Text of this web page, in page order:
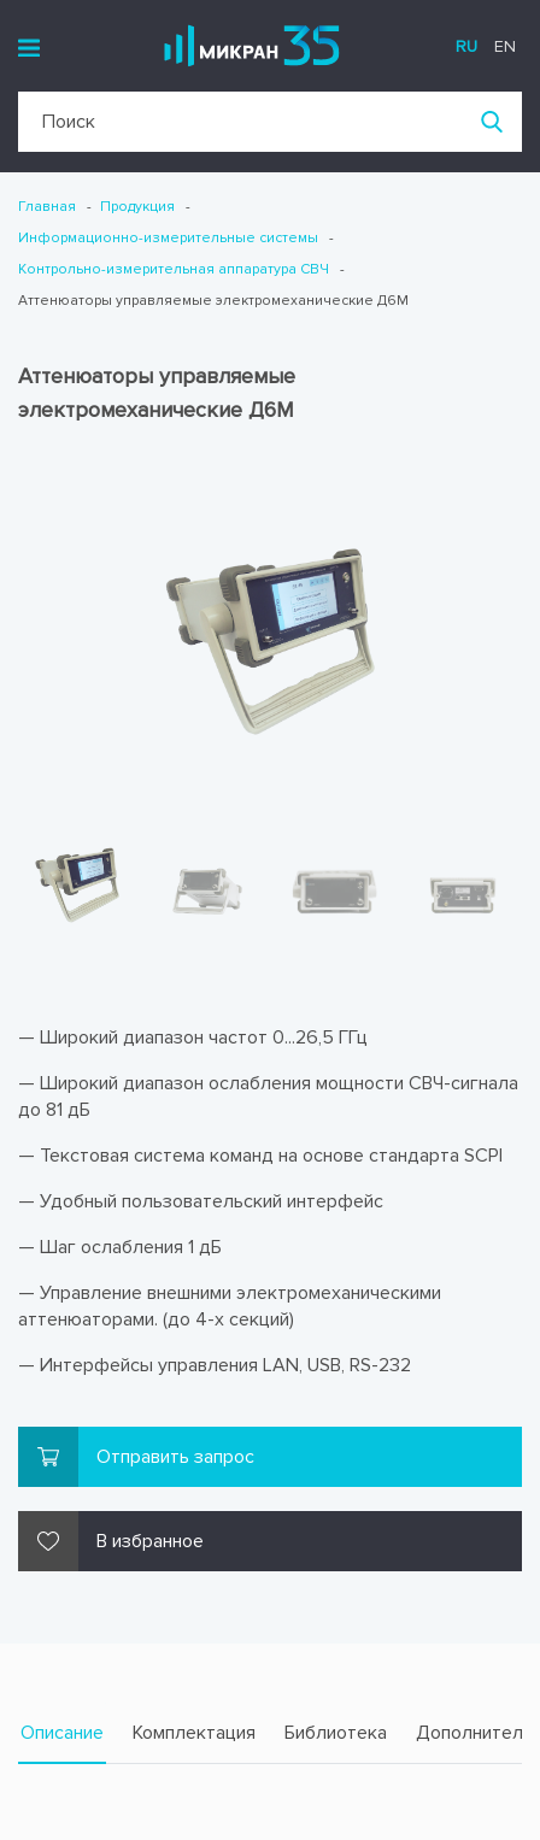
RU EN
Главная
Продукция
Информационно-измерительные системы
Контрольно-измерительная аппаратура СВЧ
Аттенюаторы управляемые электромеханические Д6М
Аттенюаторы управляемые
электромеханические Д6М
— Широкий диапазон частот 0...26,5 ГГц
— Широкий диапазон ослабления мощности СВЧ-сигнала
до 81 дБ
— Текстовая система команд на основе стандарта SCPI
— Удобный пользовательский интерфейс
— Шаг ослабления 1 дБ
— Управление внешними электромеханическими
аттенюаторами. (до 4-х секций)
— Интерфейсы управления LAN, USB, RS-232
Отправить запрос
В избранное
Описание Комплектация Библиотека